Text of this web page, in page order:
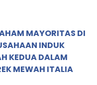
MAYORITAS DI
INDUK
KEDUA DALAM
MEWAH ITALIA